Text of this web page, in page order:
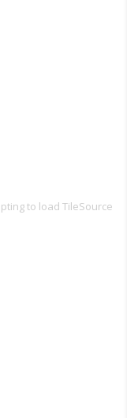
to load TileSource